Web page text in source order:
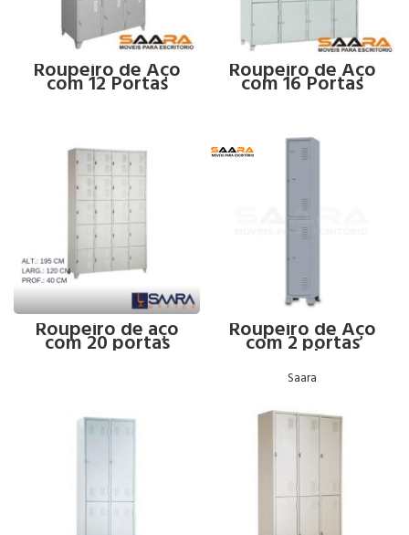
Roupeiro de Aço
com 12 Portas Roupeiro de Aço
com 16 Portas
Roupeiro de aço
com 20 portas Roupeiro de Aço
com 2 portas
grandes
Saara